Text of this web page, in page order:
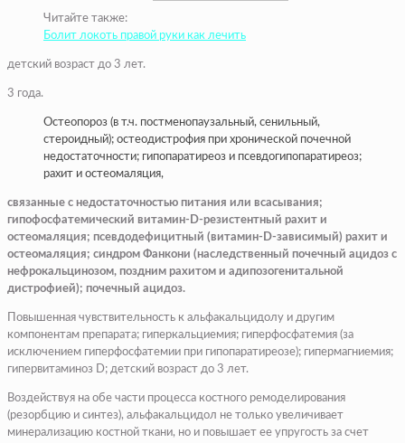
Читайте также:
Болит локоть правой руки как лечить
детский возраст до 3 лет.
3 года.
Остеопороз (в т.ч. постменопаузальный, сенильный,
стероидный); остеодистрофия при хронической почечной
недостаточности; гипопаратиреоз и псевдогипопаратиреоз;
рахит и остеомаляция,
связанные с недостаточностью питания или всасывания;
гипофосфатемический витамин-D-резистентный рахит и
остеомаляция; псевдодефицитный (витамин-D-зависимый) рахит и
остеомаляция; синдром Фанкони (наследственный почечный ацидоз с
нефрокальцинозом, поздним рахитом и адипозогенитальной
дистрофией); почечный ацидоз.
Повышенная чувствительность к альфакальцидолу и другим
компонентам препарата; гиперкальциемия; гиперфосфатемия (за
исключением гиперфосфатемии при гипопаратиреозе); гипермагниемия;
гипервитаминоз D; детский возраст до 3 лет.
Воздействуя на обе части процесса костного ремоделирования
(резорбцию и синтез), альфакальцидол не только увеличивает
минерализацию костной ткани, но и повышает ее упругость за счет